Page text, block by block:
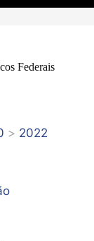
Federais
> 2022